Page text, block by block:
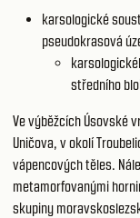
karsologické
pseudokrasová
středního
Ve výběžcích Úsovské
Uničova, v okolí
vápencových těles.
metamorfovanými
skupiny